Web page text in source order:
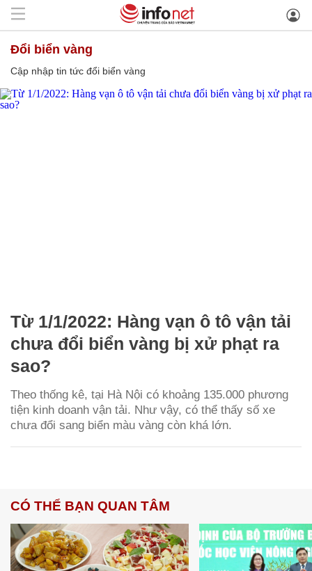
đổi biển vàng
Cập nhập tin tức đổi biển vàng
Từ 1/1/2022: Hàng vạn ô tô vận tải
chưa đổi biển vàng bị xử phạt ra
sao?
Theo thống kê, tại Hà Nội có khoảng 135.000 phương
tiện kinh doanh vận tải. Như vậy, có thể thấy số xe
chưa đổi sang biển màu vàng còn khá lớn.
CÓ THỂ BẠN QUAN TÂM